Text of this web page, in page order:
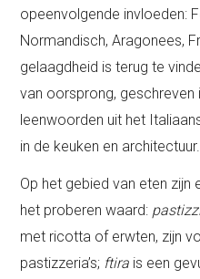
opeenvolgende invloeden:
Normandisch, Aragonees,
gelaagdheid is terug te
van oorsprong, geschreven
leenwoorden uit het
in de keuken en architectuur.
Op het gebied van eten zijn
het proberen waard:
met ricotta of erwten, zijn
pastizzeria’s; ftira is een